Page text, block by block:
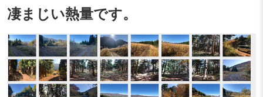
凄まじい熱量です。